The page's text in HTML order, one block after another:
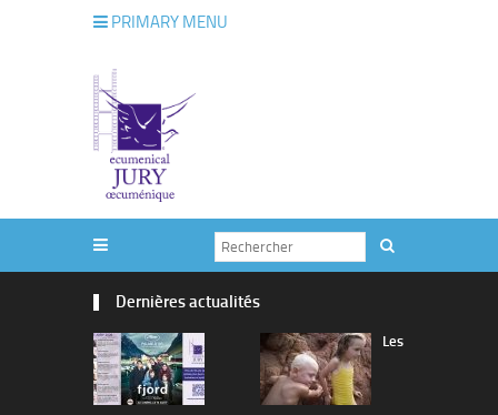
PRIMARY MENU
Dernières actualités
Les